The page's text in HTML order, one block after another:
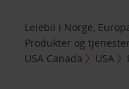
Leiebil i Norge,
Produkter og tjenester
USA Canada
USA